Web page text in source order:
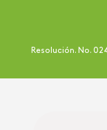
Resolución. No.